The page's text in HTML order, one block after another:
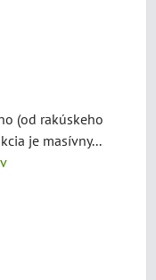
(od rakúskeho
je masívny...